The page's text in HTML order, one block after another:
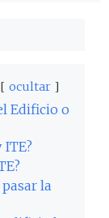
ocultar
Edificio o
la